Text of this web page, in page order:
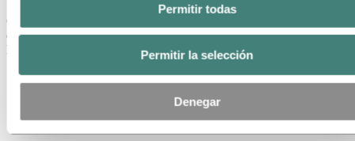
Permitir todas
Permitir la selección
Denegar
Ofrecemos soluciones de aluminio diseñadas para soportar cargas
estructurales importantes y resistir en entornos agresivos. Ello tiene
las siguientes ventajas:
Un menor tiempo de montaje
Escasa distorsión del material al aplicar soldadura por fricción,
lo que da como resultado excelentes tolerancias de planicidad